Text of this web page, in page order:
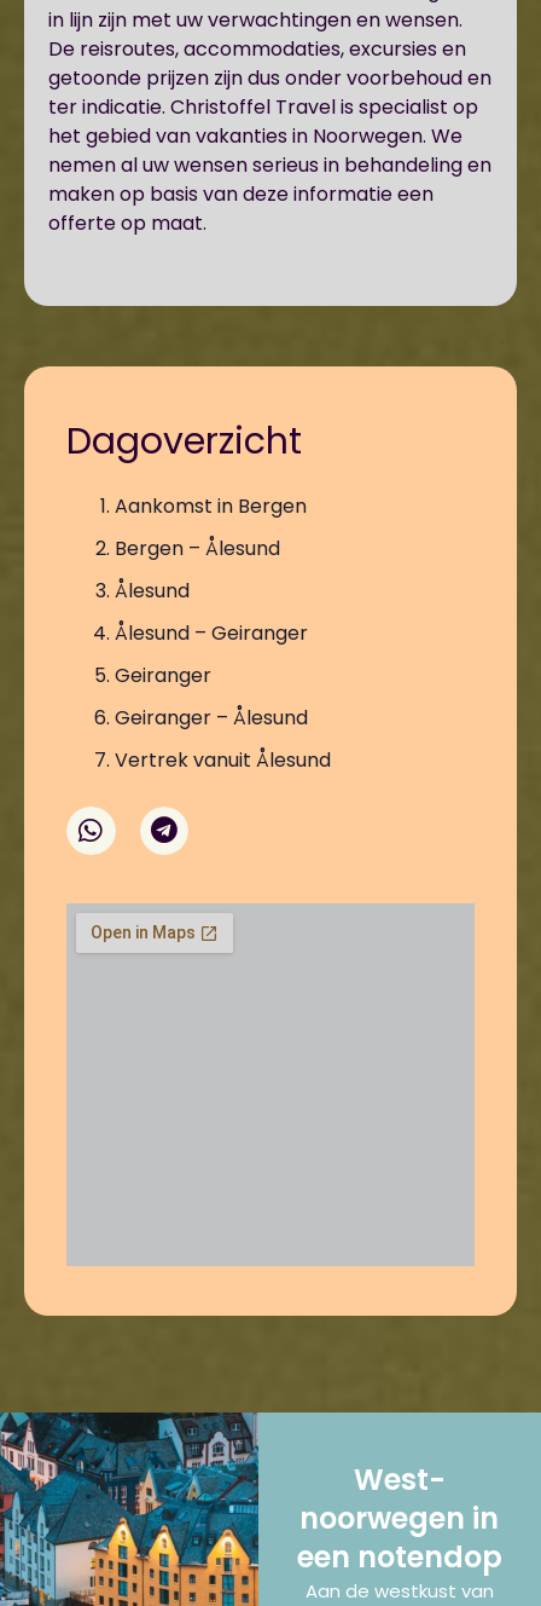
in lijn zijn met uw verwachtingen en wensen.
De reisroutes, accommodaties, excursies en
getoonde prijzen zijn dus onder voorbehoud en
ter indicatie. Christoffel Travel is specialist op
het gebied van vakanties in Noorwegen. We
nemen al uw wensen serieus in behandeling en
maken op basis van deze informatie een
offerte op maat.
Dagoverzicht
Aankomst in Bergen
Bergen – Ålesund
Ålesund
Ålesund – Geiranger
Geiranger
Geiranger – Ålesund
Vertrek vanuit Ålesund
West-
noorwegen in
een notendop
Aan de westkust van